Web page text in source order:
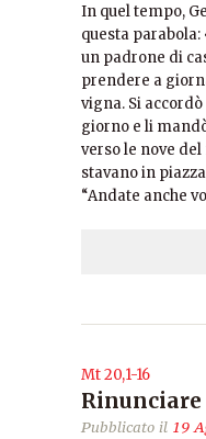
In quel tempo,
questa
un padrone di
prendere a
vigna. Si
giorno e li
verso le nove
stavano in
“Andate anche
Mt 20,1-16
Rinunciare
Pubblicato il 19